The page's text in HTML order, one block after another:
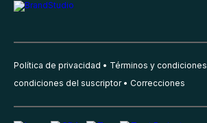
Política de privacidad Términos y condiciones
condiciones del suscriptor
Correcciones